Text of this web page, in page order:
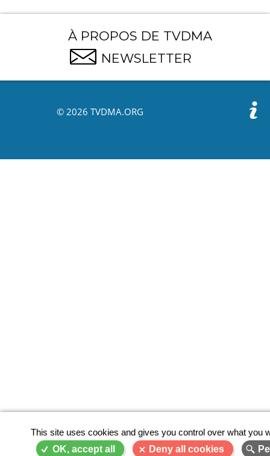
À PROPOS DE TVDMA
NEWSLETTER
© 2026 TVDMA.ORG
This site uses cookies and gives you control over what you
OK, accept all
Deny all cookies